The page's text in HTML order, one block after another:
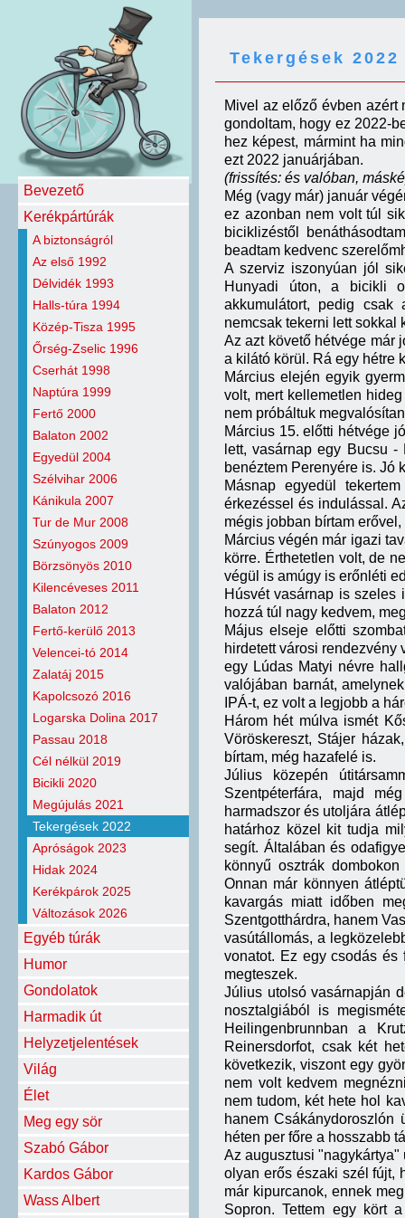
Bevezető
Kerékpártúrák
A biztonságról
Az első 1992
Délvidék 1993
Halls-túra 1994
Közép-Tisza 1995
Őrség-Zselic 1996
Cserhát 1998
Naptúra 1999
Fertő 2000
Balaton 2002
Egyedül 2004
Szélvihar 2006
Kánikula 2007
Tur de Mur 2008
Szúnyogos 2009
Börzsönyös 2010
Kilencéveses 2011
Balaton 2012
Fertő-kerülő 2013
Velencei-tó 2014
Zalatáj 2015
Kapolcsozó 2016
Logarska Dolina 2017
Passau 2018
Cél nélkül 2019
Bicikli 2020
Megújulás 2021
Tekergések 2022
Apróságok 2023
Hidak 2024
Kerékpárok 2025
Változások 2026
Egyéb túrák
Humor
Gondolatok
Harmadik út
Helyzetjelentések
Világ
Élet
Meg egy sör
Szabó Gábor
Kardos Gábor
Wass Albert
Tekergések 2022
Mivel az előző évben azért
gondoltam, hogy ez 2022-
hez képest, mármint ha
ezt 2022 januárjában.
(frissítés: és valóban,
Még (vagy már) január
ez azonban nem volt túl
biciklizéstől
beadtam kedvenc
A szerviz iszonyúan jól
Hunyadi úton, a bicikli
akkumulátort, pedig
nemcsak tekerni lett sokkal
Az azt követő hétvége már
a kilátó körül. Rá egy hétre
Március elején egyik
volt, mert kellemetlen
nem próbáltuk
Március 15. előtti hétvége
lett, vasárnap egy Bucsu
benéztem Perenyére is. Jó
Másnap egyedül
érkezéssel és indulással.
mégis jobban bírtam
Március végén már igazi
körre. Érthetetlen volt, de
végül is amúgy is erőnléti
Húsvét vasárnap is szeles
hozzá túl nagy kedvem,
Május elseje előtti
hirdetett városi rendezvény
egy Lúdas Matyi névre
valójában barnát,
IPÁ-t, ez volt a legjobb a
Három hét múlva ismét
Vöröskereszt, Stájer
bírtam, még hazafelé is.
Július közepén
Szentpéterfára, majd
harmadszor és utoljára
határhoz közel kit tudja
segít. Általában és
könnyű osztrák
Onnan már könnyen
kavargás miatt időben
Szentgotthárdra, hanem
vasútállomás, a
vonatot. Ez egy csodás és
megteszek.
Július utolsó vasárnapján
nosztalgiából is
Heilingenbrunnban a
Reinersdorfot, csak két
következik, viszont egy
nem volt kedvem
nem tudom, két hete hol
hanem
héten per főre a hosszabb
Az augusztusi "nagykártya"
olyan erős északi szél fújt,
már kipurcanok, ennek
Sopron. Tettem egy kört